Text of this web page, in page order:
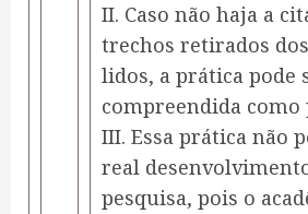
II. Caso não haja a
trechos retirados
lidos, a prática pode
compreendida como
III. Essa prática não
real
pesquisa, pois o